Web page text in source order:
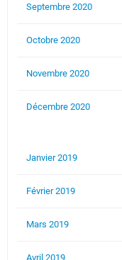
Septembre 2020
Octobre 2020
Novembre 2020
Décembre 2020
Janvier 2019
Février 2019
Mars 2019
Avril 2019